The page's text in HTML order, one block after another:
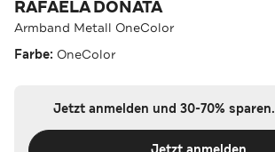
RAFAELA DONATA
Armband Metall OneColor
Farbe: OneColor
Jetzt anmelden und 30-70% sparen.